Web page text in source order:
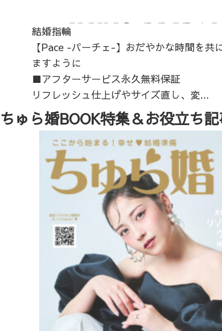
結婚指輪
【Pace -パーチェ-】おだやかな時間を共
ますように
■アフターサービス永久無料保証
リフレッシュ仕上げやサイズ直し、変...
ちゅら婚BOOK特集＆お役立ち